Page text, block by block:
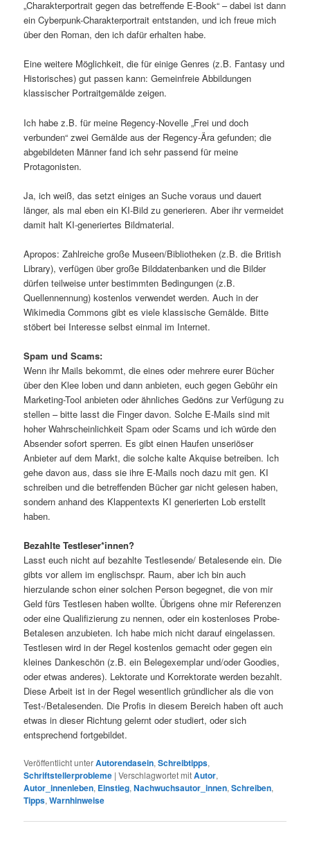
„Charakterportrait gegen das betreffende E-Book“ – dabei ist dann
ein Cyberpunk-Charakterportrait entstanden, und ich freue mich
über den Roman, den ich dafür erhalten habe.
Eine weitere Möglichkeit, die für einige Genres (z.B. Fantasy und
Historisches) gut passen kann: Gemeinfreie Abbildungen
klassischer Portraitgemälde zeigen.
Ich habe z.B. für meine Regency-Novelle „Frei und doch
verbunden“ zwei Gemälde aus der Regency-Ära gefunden; die
abgebildeten Männer fand ich sehr passend für meine
Protagonisten.
Ja, ich weiß, das setzt einiges an Suche voraus und dauert
länger, als mal eben ein KI-Bild zu generieren. Aber ihr vermeidet
damit halt KI-generiertes Bildmaterial.
Apropos: Zahlreiche große Museen/Bibliotheken (z.B. die British
Library), verfügen über große Bilddatenbanken und die Bilder
dürfen teilweise unter bestimmten Bedingungen (z.B.
Quellennennung) kostenlos verwendet werden. Auch in der
Wikimedia Commons gibt es viele klassische Gemälde. Bitte
stöbert bei Interesse selbst einmal im Internet.
Spam und Scams:
Wenn ihr Mails bekommt, die eines oder mehrere eurer Bücher
über den Klee loben und dann anbieten, euch gegen Gebühr ein
Marketing-Tool anbieten oder ähnliches Gedöns zur Verfügung zu
stellen – bitte lasst die Finger davon. Solche E-Mails sind mit
hoher Wahrscheinlichkeit Spam oder Scams und ich würde den
Absender sofort sperren. Es gibt einen Haufen unseriöser
Anbieter auf dem Markt, die solche kalte Akquise betreiben. Ich
gehe davon aus, dass sie ihre E-Mails noch dazu mit gen. KI
schreiben und die betreffenden Bücher gar nicht gelesen haben,
sondern anhand des Klappentexts KI generierten Lob erstellt
haben.
Bezahlte Testleser*innen?
Lasst euch nicht auf bezahlte Testlesende/ Betalesende ein. Die
gibts vor allem im englischspr. Raum, aber ich bin auch
hierzulande schon einer solchen Person begegnet, die von mir
Geld fürs Testlesen haben wollte. Übrigens ohne mir Referenzen
oder eine Qualifizierung zu nennen, oder ein kostenloses Probe-
Betalesen anzubieten. Ich habe mich nicht darauf eingelassen.
Testlesen wird in der Regel kostenlos gemacht oder gegen ein
kleines Dankeschön (z.B. ein Belegexemplar und/oder Goodies,
oder etwas anderes). Lektorate und Korrektorate werden bezahlt.
Diese Arbeit ist in der Regel wesentlich gründlicher als die von
Test-/Betalesenden. Die Profis in diesem Bereich haben oft auch
etwas in dieser Richtung gelernt oder studiert, oder sich
entsprechend fortgebildet.
Veröffentlicht unterAutorendasein,Schreibtipps,
Schriftstellerprobleme |Verschlagwortet mitAutor,
Autor_innenleben, Einstieg,Nachwuchsautor_innen,Schreiben,
Tipps,Warnhinweise